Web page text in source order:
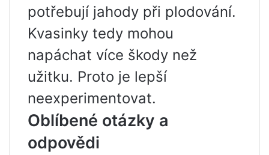
potřebují jahody při plodování.
Kvasinky tedy mohou
napáchat více škody než
užitku. Proto je lepší
neexperimentovat.
Oblíbené otázky a
odpovědi